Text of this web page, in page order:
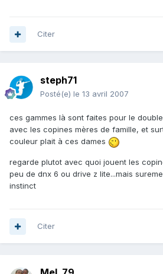
Citer
steph71
Posté(e) le 13 avril 2007
ces gammes là sont faites pour le
avec les copines mères de famille, et
couleur plait à ces dames
regarde plutot avec quoi jouent les
peu de dnx 6 ou drive z lite...mais
instinct
Citer